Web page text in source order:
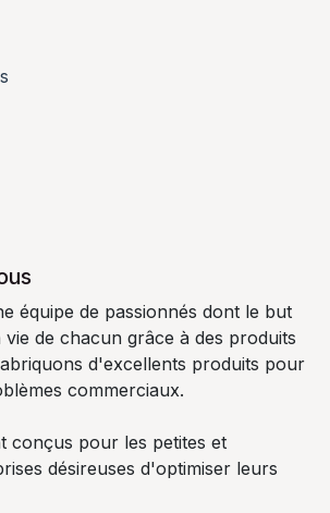
équipe de passionnés dont le but
de chacun grâce à des produits
d'excellents produits pour
commerciaux.
conçus pour les petites et
désireuses d'optimiser leurs